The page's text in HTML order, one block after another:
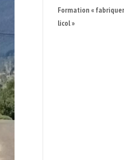
Formation «
licol »